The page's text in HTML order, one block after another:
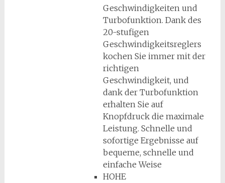
Geschwindigkeiten und
Turbofunktion. Dank des
20-stufigen
Geschwindigkeitsreglers
kochen Sie immer mit der
richtigen
Geschwindigkeit, und
dank der Turbofunktion
erhalten Sie auf
Knopfdruck die maximale
Leistung. Schnelle und
sofortige Ergebnisse auf
bequeme, schnelle und
einfache Weise
HOHE